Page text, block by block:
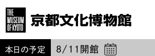
本日の予定 8/11 開館